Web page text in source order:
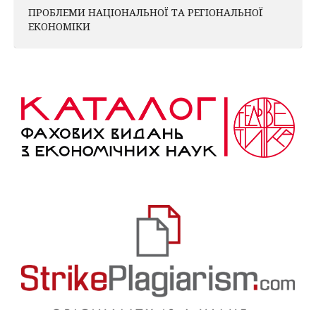
ПРОБЛЕМИ НАЦІОНАЛЬНОЇ ТА РЕГІОНАЛЬНОЇ
ЕКОНОМІКИ